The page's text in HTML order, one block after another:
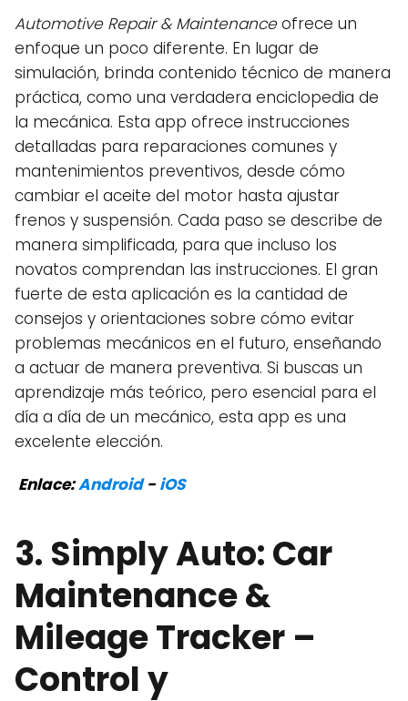
Automotive Repair & Maintenanceofrece un
enfoque un poco diferente. En lugar de
simulación, brinda contenido técnico de manera
práctica, como una verdadera enciclopedia de
la mecánica. Esta app ofrece instrucciones
detalladas para reparaciones comunes y
mantenimientos preventivos, desde cómo
cambiar el aceite del motor hasta ajustar
frenos y suspensión. Cada paso se describe de
manera simplificada, para que incluso los
novatos comprendan las instrucciones. El gran
fuerte de esta aplicación es la cantidad de
consejos y orientaciones sobre cómo evitar
problemas mecánicos en el futuro, enseñando
a actuar de manera preventiva. Si buscas un
aprendizaje más teórico, pero esencial para el
día a día de un mecánico, esta app es una
excelente elección.
Enlace:Android- iOS
3. Simply Auto: Car
Maintenance &
Mileage Tracker –
Control y